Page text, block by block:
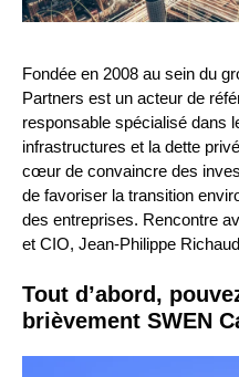
Fondée en 2008 au sein du
Partners est un acteur de
responsable spécialisé dans
infrastructures et la dette
cœur de convaincre des
de favoriser la transition
des entreprises. Rencontre
et CIO, Jean-Philippe
Tout d’abord,
brièvement SWEN